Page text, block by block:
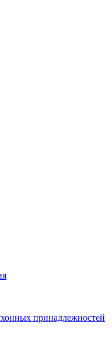
принадлежностей